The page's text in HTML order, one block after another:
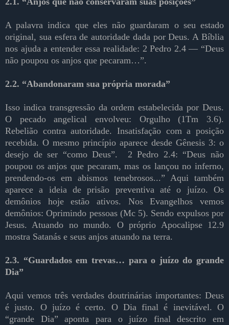
A palavra indica que eles não guardaram o seu estado
original, sua esfera de autoridade dada por Deus. A Bíblia
nos ajuda a entender essa realidade: 2 Pedro 2.4 — “Deus
não poupou os anjos que pecaram…”.
2.2. “Abandonaram sua própria morada”
Isso indica transgressão da ordem estabelecida por Deus.
O pecado angelical envolveu: Orgulho (1Tm 3.6).
Rebelião contra autoridade. Insatisfação com a posição
recebida. O mesmo princípio aparece desde Gênesis 3: o
desejo de ser “como Deus”. 2 Pedro 2.4: “Deus não
poupou os anjos que pecaram, mas os lançou no inferno,
prendendo-os em abismos tenebrosos...” Aqui também
aparece a ideia de prisão preventiva até o juízo. Os
demônios hoje estão ativos. Nos Evangelhos vemos
demônios: Oprimindo pessoas (Mc 5). Sendo expulsos por
Jesus. Atuando no mundo. O próprio Apocalipse 12.9
mostra Satanás e seus anjos atuando na terra.
2.3. “Guardados em trevas… para o juízo do grande
Dia”
Aqui vemos três verdades doutrinárias importantes: Deus
é justo. O juízo é certo. O Dia final é inevitável. O
“grande Dia” aponta para o juízo final descrito em